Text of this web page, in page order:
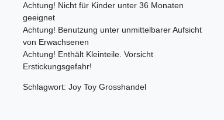
Achtung! Nicht für Kinder unter 36 Monaten
geeignet
Achtung! Benutzung unter unmittelbarer Aufsicht
von Erwachsenen
Achtung! Enthält Kleinteile. Vorsicht
Erstickungsgefahr!
Schlagwort: Joy Toy Grosshandel